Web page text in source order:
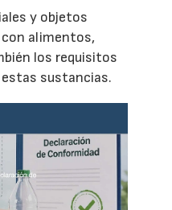
y objetos
alimentos,
los requisitos
sustancias.